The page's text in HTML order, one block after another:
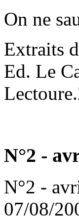
On ne
Extraits
Ed. Le
N°2 -
N°2 -
07/08/